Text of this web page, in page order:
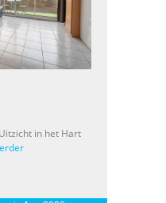
in het Hart